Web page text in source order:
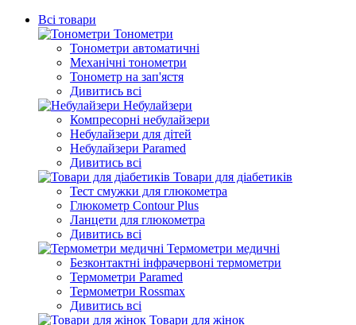
Всі товари
Тонометри
Тонометри автоматичні
Механічні тонометри
Тонометр на зап'ястя
Дивитись всі
Небулайзери
Компресорні небулайзери
Небулайзери для дітей
Небулайзери Paramed
Дивитись всі
Товари для діабетиків
Тест смужки для глюкометра
Глюкометр Contour Plus
Ланцети для глюкометра
Дивитись всі
Термометри медичні
Безконтактні інфрачервоні термометри
Термометри Paramed
Термометри Rossmax
Дивитись всі
Товари для жінок